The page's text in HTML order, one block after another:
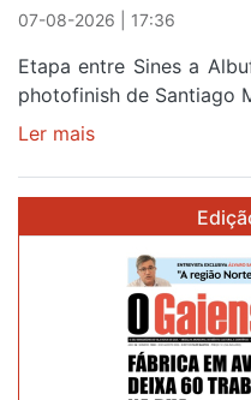
07-08-2026 | 17:36
Etapa entre Sines a
photofinish de Santiago
Ler mais
continua
Camisola
Amarela